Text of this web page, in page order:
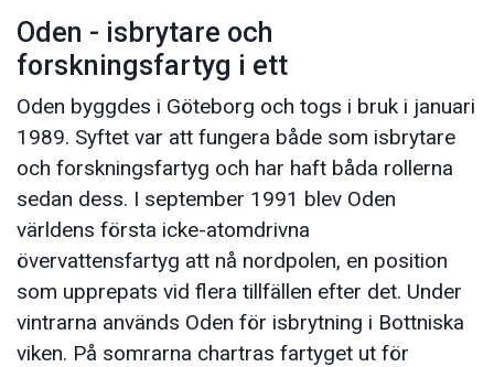
Oden - isbrytare och
forskningsfartyg i ett
Oden byggdes i Göteborg och togs i bruk i januari
1989. Syftet var att fungera både som isbrytare
och forskningsfartyg och har haft båda rollerna
sedan dess. I september 1991 blev Oden
världens första icke-atomdrivna
övervattensfartyg att nå nordpolen, en position
som upprepats vid flera tillfällen efter det. Under
vintrarna används Oden för isbrytning i Bottniska
viken. På somrarna chartras fartyget ut för